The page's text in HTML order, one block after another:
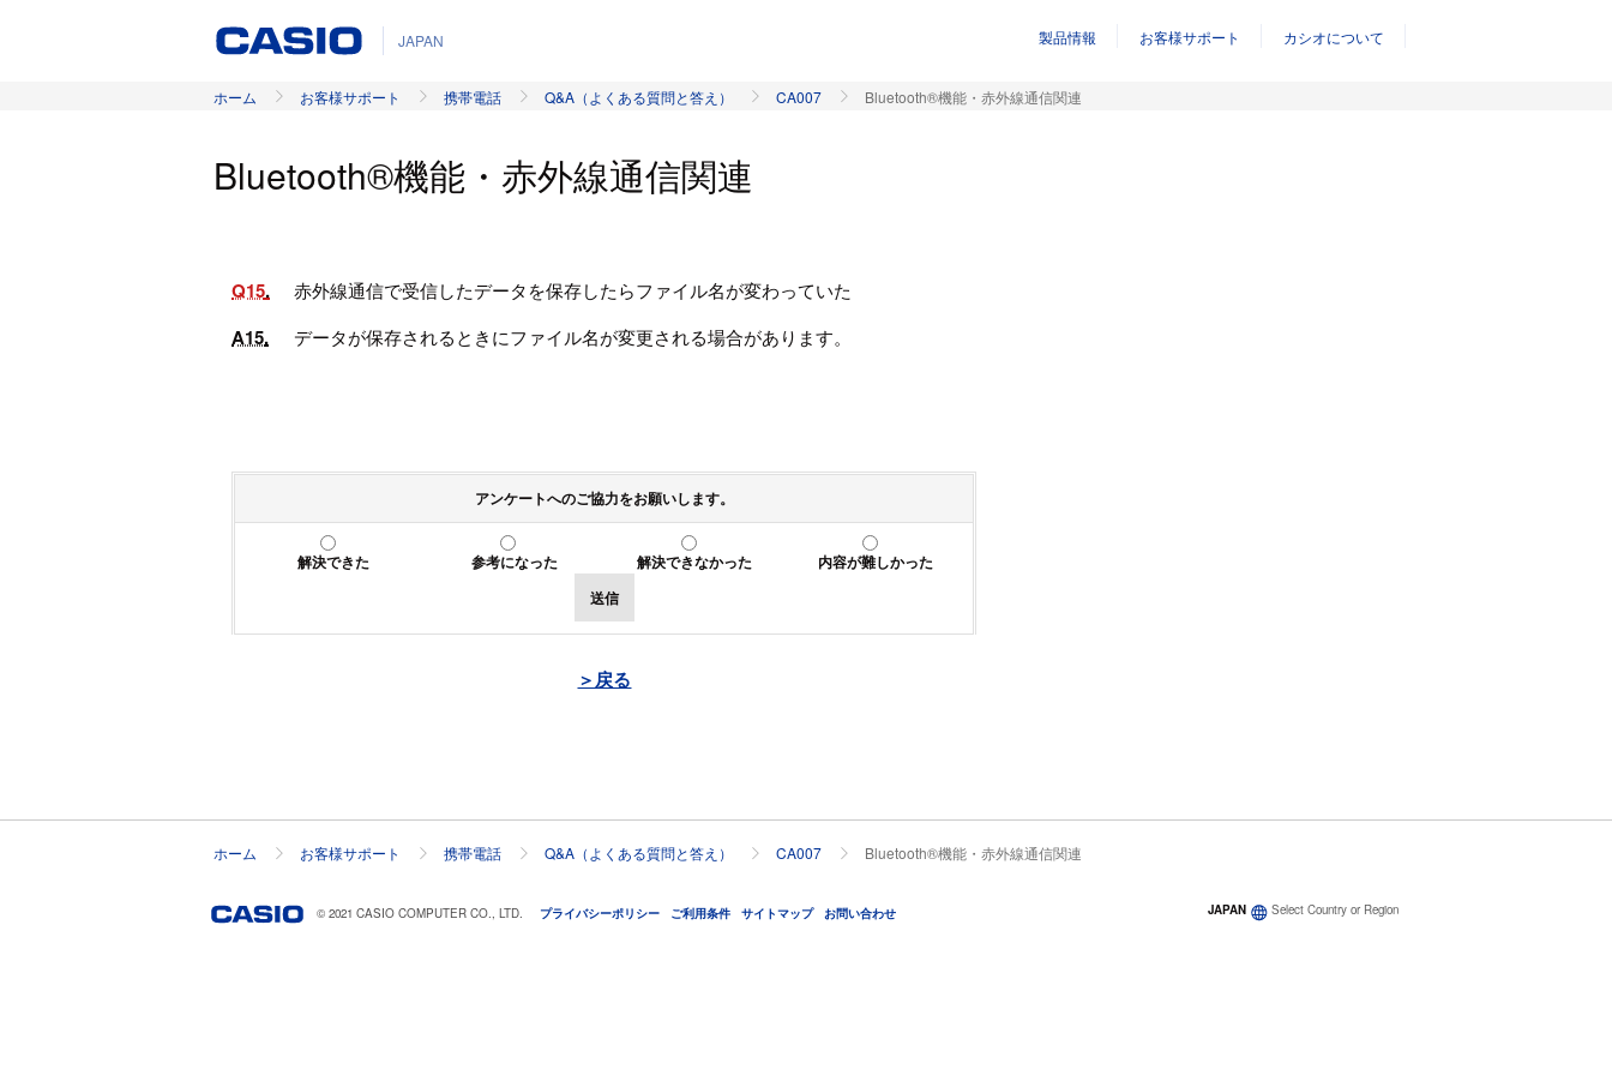
JAPAN 製品情報 お客様サポート カシオについて
ホーム お客様サポート 携帯電話 Q&A（よくある質問と答え） CA007 Bluetooth®機能・赤外線通信関連
Bluetooth®機能・赤外線通信関連
Q15 赤外線通信で受信したデータを保存したらファイル名が変わっていた
A15 データが保存されるときにファイル名が変更される場合があります。
アンケートへのご協力をお願いします。
解決できた 参考になった 解決できなかった
内容が難しかった
送信
＞戻る
ホーム お客様サポート 携帯電話 Q&A（よくある質問と答え） CA007 Bluetooth®機能・赤外線通信関連
© 2021 CASIO COMPUTER CO., LTD. プライバシーポリシー ご利用条件 サイトマップ お問い合わせ JAPAN Select Country or Region